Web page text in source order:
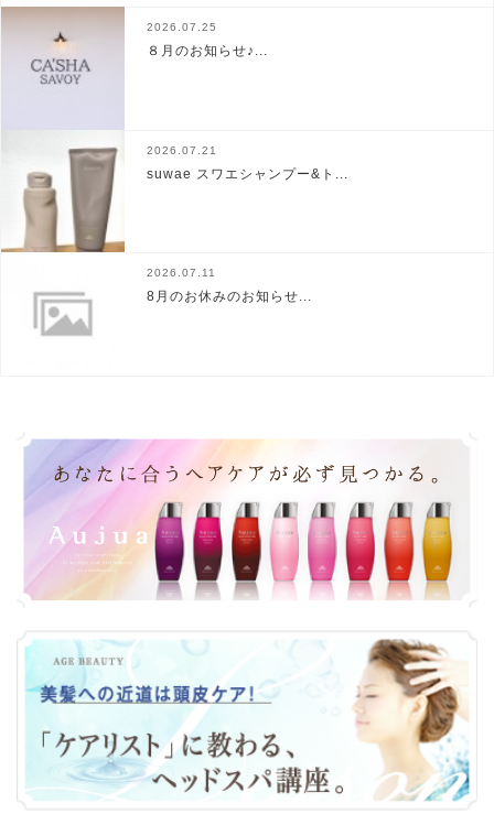
2026.07.25
８月のお知らせ♪...
2026.07.21
suwae スワエシャンプー&ト...
2026.07.11
8月のお休みのお知らせ...